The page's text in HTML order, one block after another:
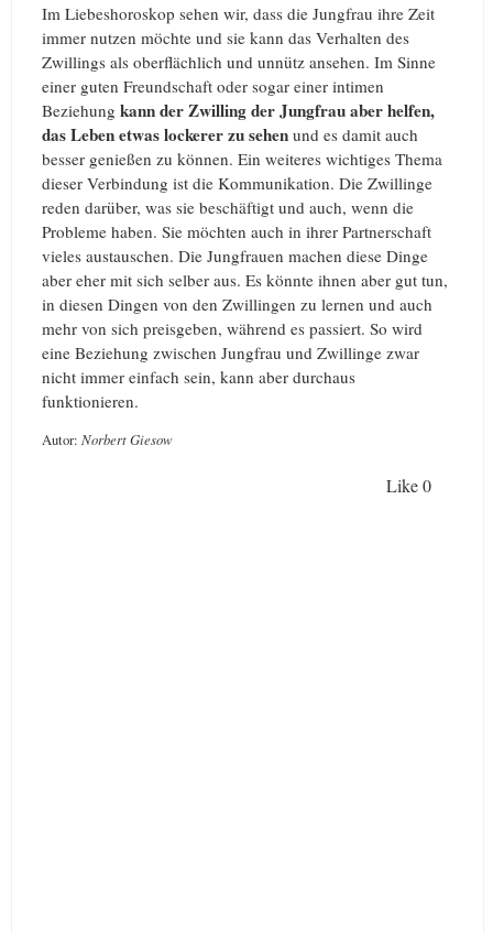
Im Liebeshoroskop sehen wir, dass die Jungfrau ihre Zeit
immer nutzen möchte und sie kann das Verhalten des
Zwillings als oberflächlich und unnütz ansehen. Im Sinne
einer guten Freundschaft oder sogar einer intimen
Beziehung kann der Zwilling der Jungfrau aber helfen,
das Leben etwas lockerer zu sehen und es damit auch
besser genießen zu können. Ein weiteres wichtiges Thema
dieser Verbindung ist die Kommunikation. Die Zwillinge
reden darüber, was sie beschäftigt und auch, wenn die
Probleme haben. Sie möchten auch in ihrer Partnerschaft
vieles austauschen. Die Jungfrauen machen diese Dinge
aber eher mit sich selber aus. Es könnte ihnen aber gut tun,
in diesen Dingen von den Zwillingen zu lernen und auch
mehr von sich preisgeben, während es passiert. So wird
eine Beziehung zwischen Jungfrau und Zwillinge zwar
nicht immer einfach sein, kann aber durchaus
funktionieren.
Autor: Norbert Giesow
Like0